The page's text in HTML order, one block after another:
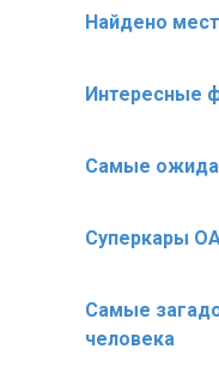
Найдено
Интересные
Самые
Суперкары
Самые
человека